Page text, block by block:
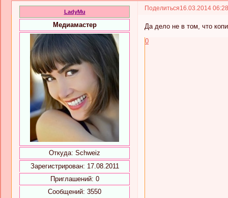
Поделиться16.03.2014
LadyMu
Медиамастер
Откуда: Schweiz
Зарегистрирован: 17.08.2011
Приглашений: 0
Сообщений: 3550
Да дело не в том, что
0